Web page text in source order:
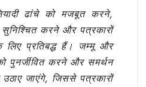
ढांचे को मजबूत करने,
करने और पत्रकारों
लिए प्रतिबद्ध हैं। जम्मू और
पुनर्जीवित करने और समर्थन
जाएंगे, जिससे पत्रकारों